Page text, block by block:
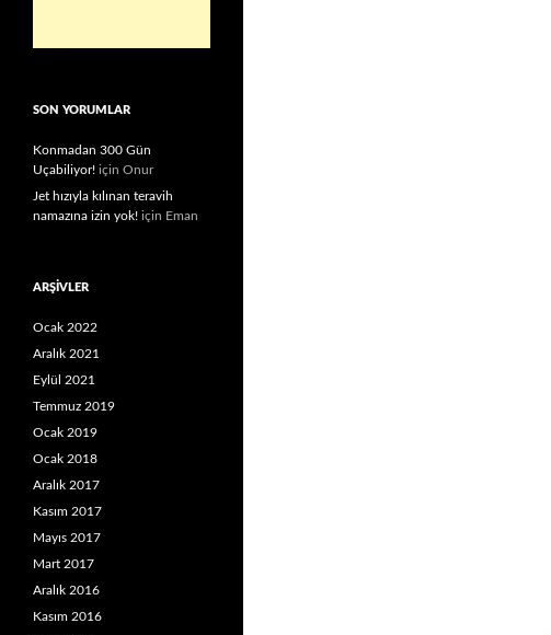
SON YORUMLAR
Konmadan 300 Gün
Uçabiliyor! için Onur
Jet hızıyla kılınan teravih
namazına izin yok! için Eman
ARŞIVLER
Ocak 2022
Aralık 2021
Eylül 2021
Temmuz 2019
Ocak 2019
Ocak 2018
Aralık 2017
Kasım 2017
Mayıs 2017
Mart 2017
Aralık 2016
Kasım 2016